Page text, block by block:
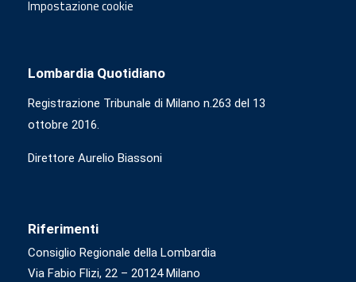
Impostazione cookie
Lombardia Quotidiano
Registrazione Tribunale di Milano n.263 del 13
ottobre 2016.
Direttore Aurelio Biassoni
Riferimenti
Consiglio Regionale della Lombardia
Via Fabio Flizi, 22 – 20124 Milano